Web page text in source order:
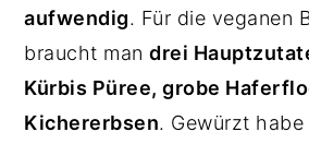
aufwendig. Für die veganen
braucht mandrei
Kürbis Püree, grobe
Kichererbsen. Gewürzt